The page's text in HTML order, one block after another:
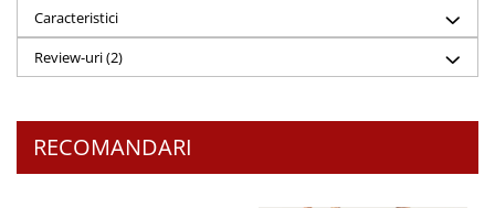
Caracteristici
Review-uri(2)
RECOMANDARI